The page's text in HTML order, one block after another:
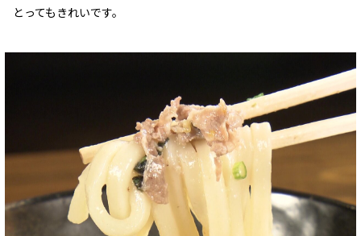
とってもきれいです。